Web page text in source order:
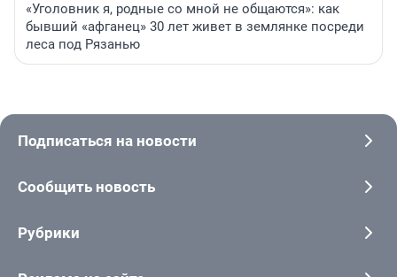
«Уголовник я, родные со мной не общаются»: как
бывший «афганец» 30 лет живет в землянке посреди
леса под Рязанью
Подписаться на новости
Сообщить новость
Рубрики